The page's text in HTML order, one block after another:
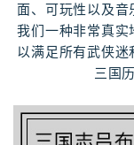
面、可玩性以及音
我们一种非常真实
以满足所有武侠迷
三国